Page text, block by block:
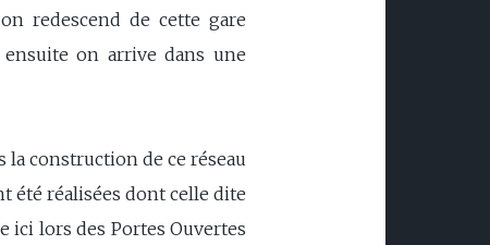
redescend de cette gare
on arrive dans une
la construction de ce réseau
été réalisées dont celle dite
ici lors des Portes Ouvertes